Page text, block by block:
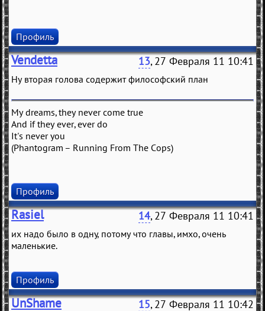
Профиль
Vendetta 13, 27 Февраля 11 10:41
Ну вторая голова содержит философский план
My dreams, they never come true
And if they ever, ever do
It's never you
(Phantogram – Running From The Cops)
Профиль
Rasiel 14, 27 Февраля 11 10:41
их надо было в одну, потому что главы, имхо, очень
маленькие.
Профиль
UnShame 15, 27 Февраля 11 10:42